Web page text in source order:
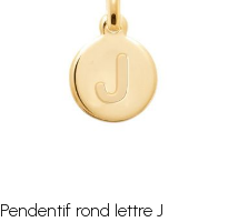
Pendentif rond lettre J